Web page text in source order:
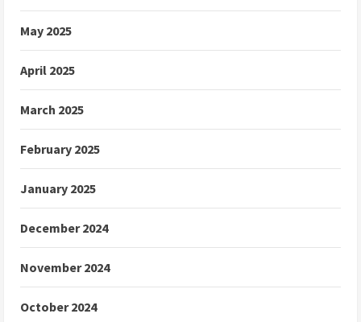
May 2025
April 2025
March 2025
February 2025
January 2025
December 2024
November 2024
October 2024